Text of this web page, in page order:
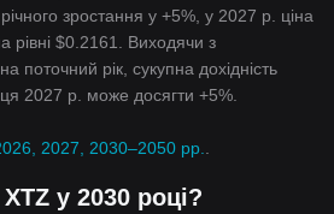
зростання у +5%, у 2027 р. ціна
рівні $0.2161. Виходячи з
поточний рік, сукупна дохідність
2027 р. може досягти +5%.
2027, 2030–2050 рр.
у 2030 році?